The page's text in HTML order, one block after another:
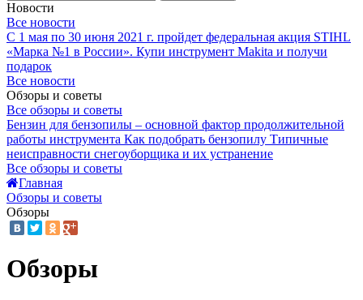
Новости
Все новости
С 1 мая по 30 июня 2021 г. пройдет федеральная акция STIHL
«Марка №1 в России». Купи инструмент Makita и получи
подарок
Все новости
Обзоры и советы
Все обзоры и советы
Бензин для бензопилы – основной фактор продолжительной
работы инструмента Как подобрать бензопилу Типичные
неисправности снегоуборщика и их устранение
Все обзоры и советы
Главная
Обзоры и советы
Обзоры
Обзоры